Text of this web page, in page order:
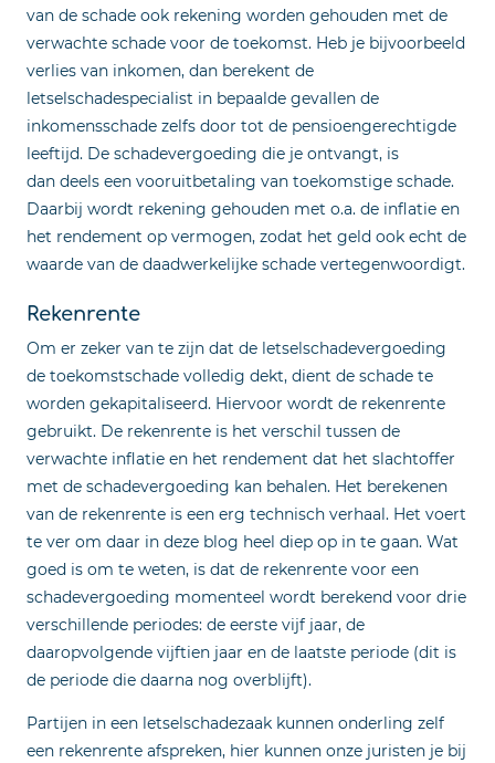
van de schade ook rekening worden gehouden met de
verwachte schade voor de toekomst. Heb je bijvoorbeeld
verlies van inkomen, dan berekent de
letselschadespecialist in bepaalde gevallen de
inkomensschade zelfs door tot de pensioengerechtigde
leeftijd. De schadevergoeding die je ontvangt, is
dan deels een vooruitbetaling van toekomstige schade.
Daarbij wordt rekening gehouden met o.a. de inflatie en
het rendement op vermogen, zodat het geld ook echt de
waarde van de daadwerkelijke schade vertegenwoordigt.
Rekenrente
Om er zeker van te zijn dat de letselschadevergoeding
de toekomstschade volledig dekt, dient de schade te
worden gekapitaliseerd. Hiervoor wordt de rekenrente
gebruikt. De rekenrente is het verschil tussen de
verwachte inflatie en het rendement dat het slachtoffer
met de schadevergoeding kan behalen. Het berekenen
van de rekenrente is een erg technisch verhaal. Het voert
te ver om daar in deze blog heel diep op in te gaan. Wat
goed is om te weten, is dat de rekenrente voor een
schadevergoeding momenteel wordt berekend voor drie
verschillende periodes: de eerste vijf jaar, de
daaropvolgende vijftien jaar en de laatste periode (dit is
de periode die daarna nog overblijft).
Partijen in een letselschadezaak kunnen onderling zelf
een rekenrente afspreken, hier kunnen onze juristen je bij